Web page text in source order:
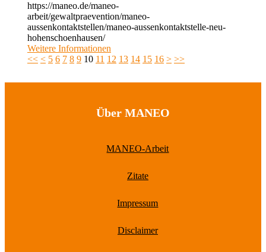
https://maneo.de/maneo-
arbeit/gewaltpraevention/maneo-
aussenkontaktstellen/maneo-aussenkontaktstelle-neu-
hohenschoenhausen/
Weitere Informationen
<< < 5 6 7 8 9 10 11 12 13 14 15 16 > >>
Über MANEO
MANEO-Arbeit
Zitate
Impressum
Disclaimer